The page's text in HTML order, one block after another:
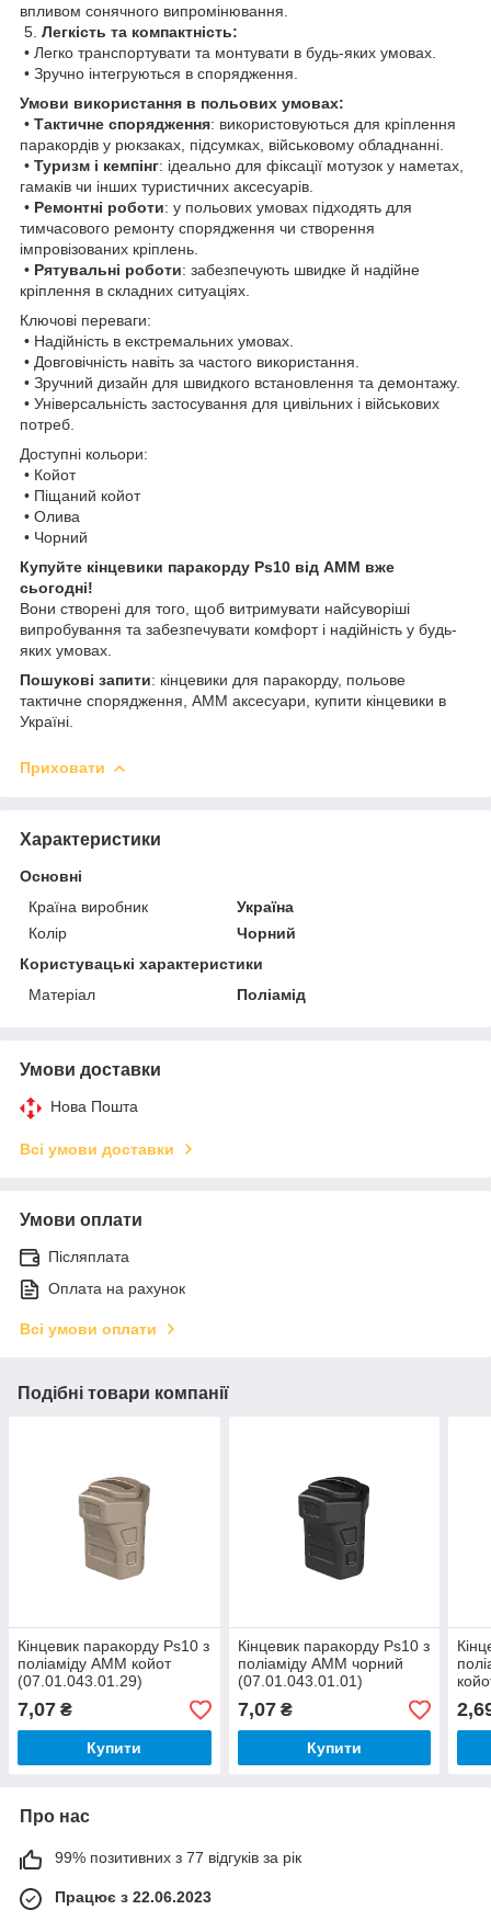
впливом сонячного випромінювання.
5. Легкість та компактність:
• Легко транспортувати та монтувати в будь-яких умовах.
• Зручно інтегруються в спорядження.
Умови використання в польових умовах:
• Тактичне спорядження: використовуються для кріплення
паракордів у рюкзаках, підсумках, військовому обладнанні.
• Туризм і кемпінг: ідеально для фіксації мотузок у наметах,
гамаків чи інших туристичних аксесуарів.
• Ремонтні роботи: у польових умовах підходять для
тимчасового ремонту спорядження чи створення
імпровізованих кріплень.
• Рятувальні роботи: забезпечують швидке й надійне
кріплення в складних ситуаціях.
Ключові переваги:
• Надійність в екстремальних умовах.
• Довговічність навіть за частого використання.
• Зручний дизайн для швидкого встановлення та демонтажу.
• Універсальність застосування для цивільних і військових
потреб.
Доступні кольори:
• Койот
• Піщаний койот
• Олива
• Чорний
Купуйте кінцевики паракорду Ps10 від АММ вже
сьогодні!
Вони створені для того, щоб витримувати найсуворіші
випробування та забезпечувати комфорт і надійність у будь-
яких умовах.
Пошукові запити: кінцевики для паракорду, польове
тактичне спорядження, AMM аксесуари, купити кінцевики в
Україні.
Приховати
Характеристики
Основні
Країна виробник
Україна
Колір
Чорний
Користувацькі характеристики
Матеріал
Поліамід
Умови доставки
Нова Пошта
Всі умови доставки
Умови оплати
Післяплата
Оплата на рахунок
Всі умови оплати
Подібні товари компанії
Кінцевик паракорду Ps10 з
поліаміду AMM койот
(07.01.043.01.29)
7,07 ₴
Купити
Кінцевик паракорду Ps10 з
поліаміду AMM чорний
(07.01.043.01.01)
7,07₴
Купити
Про нас
99% позитивних з 77 відгуків за рік
Працює з 22.06.2023